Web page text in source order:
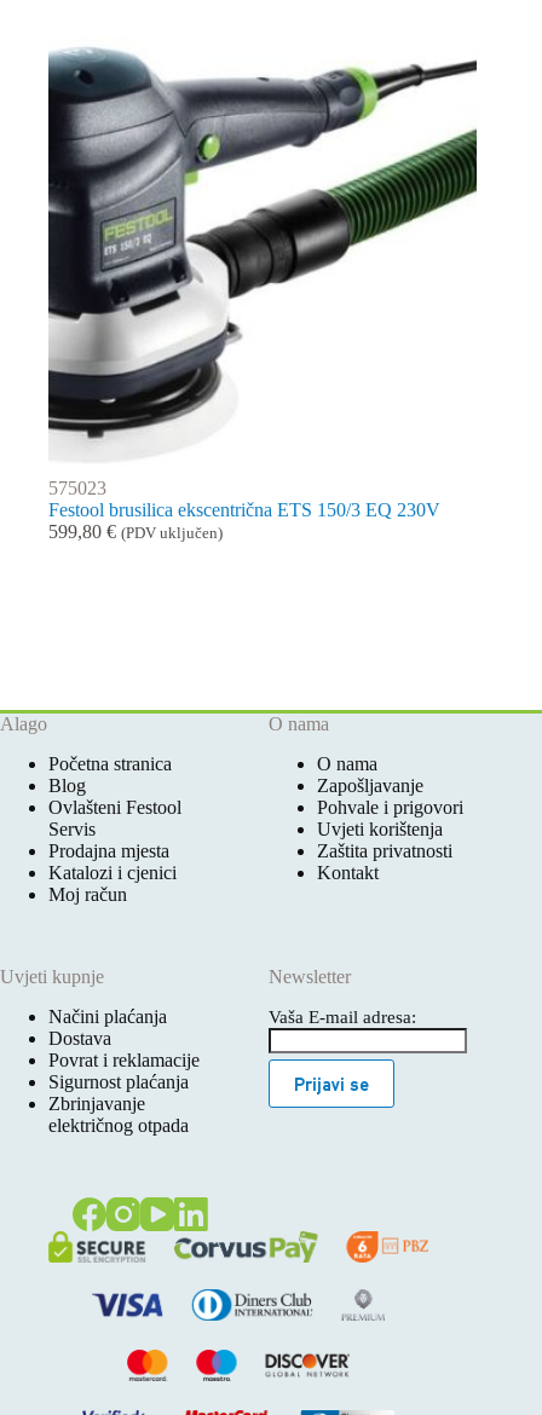
575023
Festool brusilica ekscentrična ETS 150/3 EQ 230V
599,80 € (PDV uključen)
Alago
Početna stranica
Blog
Ovlašteni Festool
Servis
Prodajna mjesta
Katalozi i cjenici
Moj račun
O nama
O nama
Zapošljavanje
Pohvale i prigovori
Uvjeti korištenja
Zaštita privatnosti
Kontakt
Uvjeti kupnje
Načini plaćanja
Dostava
Povrat i reklamacije
Sigurnost plaćanja
Zbrinjavanje
električnog otpada
Newsletter
Vaša E-mail adresa:
Prijavi se